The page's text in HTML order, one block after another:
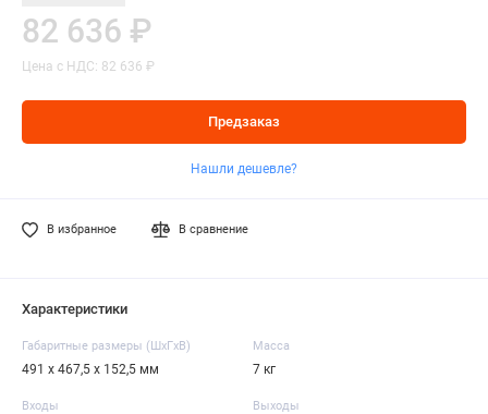
82 636 ₽
Цена с НДС: 82 636 ₽
Предзаказ
Нашли дешевле?
В избранное В сравнение
Характеристики
Габаритные размеры (ШxГxВ)
491 x 467,5 x 152,5 мм
Масса
7 кг
Входы Выходы